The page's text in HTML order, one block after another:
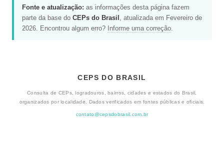
Fonte e atualização: as informações desta página fazem
parte da base do CEPs do Brasil , atualizada em Fevereiro de
2026. Encontrou algum erro? Informe uma correção.
CEPS DO BRASIL
Consulta de CEPs, logradouros, bairros, cidades e estados do Brasil,
organizados por localidade. Dados verificados em fontes públicas e oficiais.
contato@cepsdobrasil.com.br